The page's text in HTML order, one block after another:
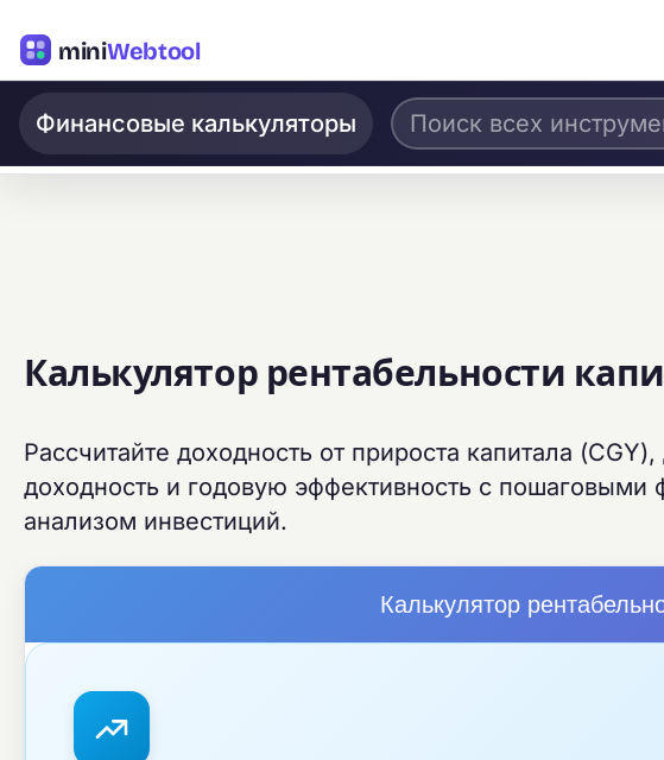
miniWebtool
Финансовые калькуляторы
Калькулятор рентабельности
Рассчитайте доходность от прироста капитала
доходность и годовую эффективность с
анализом инвестиций.
Калькулятор